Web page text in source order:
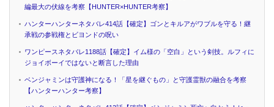
編最大の伏線を考察【HUNTER×HUNTER考察】
ハンターハンターネタバレ414話【確定】ゴンとキルアがワブルを守る！継
承戦の参戦権とビヨンドの呪い
ワンピースネタバレ1188話【確定】イム様の「空白」という剣技。ルフィに
ジョイボーイではないと断言した理由
ベンジャミンは守護神になる！「星を継ぐもの」と守護霊獣の融合を考察
【ハンターハンター考察】